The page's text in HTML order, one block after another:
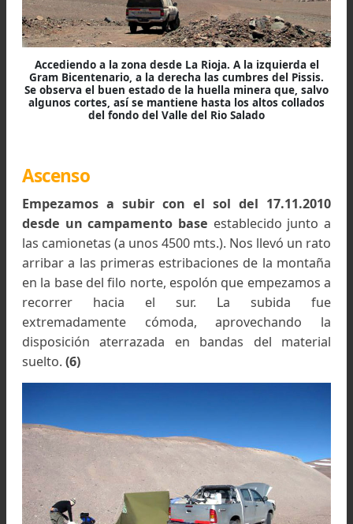
2) Desde Alto Jagué.Tomar la ruta
del Paso Pircas Negras (pavimentada). Se deja
el Refugio El Peñón, la Laguna Brava, el
Destapado, y otros. Kilómetros después
se abandona el pavimento y por una
huellita minera primero se remonta por el lecho
valle para luego (cuando el río se encañona)
al este y mas adelante volver a encontrarlo
ya se ha amansado. El rumbo general es
No es posible realizar los
mencionados en vehículos de tracción
Cuando se deja atrás la ruta pavimentada
ingresa en territorio despoblado donde es
trayectos existen marcadas huellas con paso
maquina algunos tramos deben surcarse a
traviesa.
Se debe intentar siempre utilizar las
existentes evitando dañar